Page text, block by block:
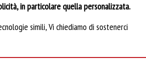
in particolare quella personalizzata.
simili, Vi chiediamo di sostenerci